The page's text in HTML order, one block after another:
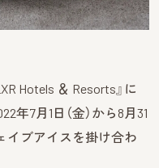
Hotels ＆ Resorts』に
年7月1日（金）から8月31
イブアイスを掛け合わ